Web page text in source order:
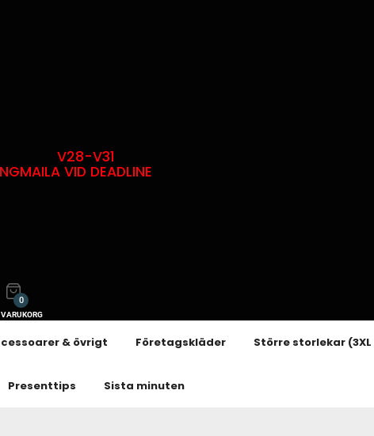
V28-V31
MAILA VID DEADLINE
0
& övrigt Företagskläder Större storlekar
Presenttips Sista minuten